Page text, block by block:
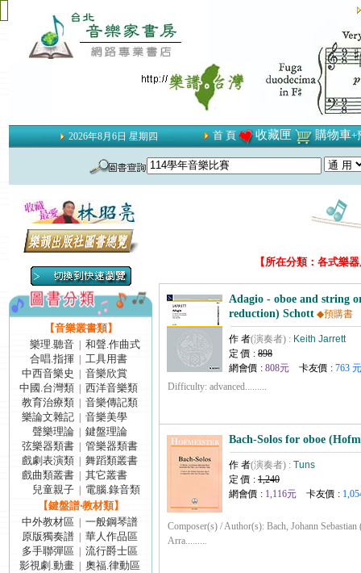
2026年8月6日 星期四 首 頁 收藏匣 購物車+
【音樂叢書類】
樂理.聽音
和聲.作曲式
合唱.指揮
工具用書
中西音樂史
音樂欣賞
中國.台灣類
西洋音樂類
教育治療類
音樂傳記類
樂論文雜記
音樂美學
聲樂理論
鍵盤理論
弦樂器類書
管樂器類書
戲劇表演類
舞蹈類叢書
戲曲類叢書
其它叢書
兒童親子
電腦.錄音類
【鍵盤譜‧教材類】
中外教材區
一般鋼琴譜
原版獨奏譜
華人作品區
多手聯彈區
流行爵士區
影視劇.動畫
奧福.律動區
【所在分類：各式樂
Adagio - oboe and string
reduction) Schott ◆預購書
作 者(演奏者) : Keith Jarrett
定 價 : 898
網會價 : 808元 卡友價 : 763 元
Difficulty: advanced.........
Bach-Solos for oboe
作 者(演奏者) : Tuns
定 價 : 1,240
網會價 : 1,116元 卡友價 :
Composer(s) / Author(s): Bach, Johann
Arra.........